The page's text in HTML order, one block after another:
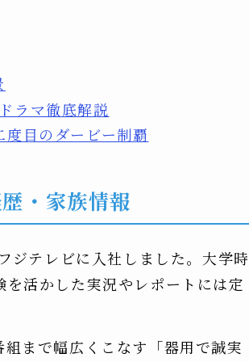
ラマ徹底解説
目のダービー制覇
・家族情報
ジテレビに入社しました。大学時
活かした実況やレポートには定
まで幅広くこなす「器用で誠実